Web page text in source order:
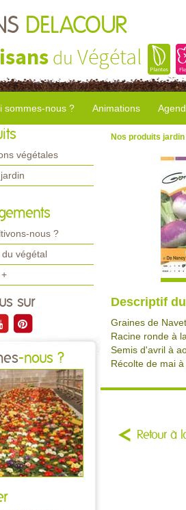
DELACOUR
du Végétal
sommes-nous ? Animations
végétales
nous ?
végétal
sur
-nous ?
Nos produits jardin
Descriptif
Graines de
Racine ronde à
Semis d'avril à
Récolte de mai
Retour à